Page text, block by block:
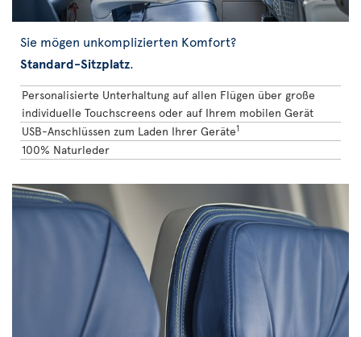
Sie mögen unkomplizierten Komfort?
Standard-Sitzplatz.
Personalisierte Unterhaltung auf allen Flügen über große
individuelle Touchscreens oder auf Ihrem mobilen Gerät
USB-Anschlüssen zum Laden Ihrer Geräte1
100% Naturleder